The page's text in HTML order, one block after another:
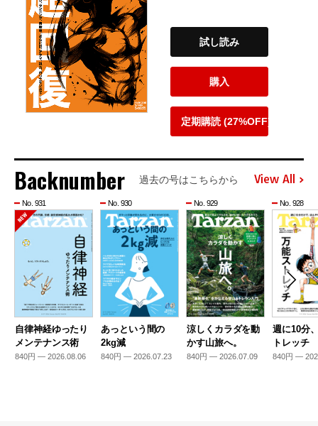
試し読み
購入
定期購読 (27%OFF)
Backnumber 過去の号はこちらから View All
No. 931
自律神経ゆったり
メンテナンス術
840円 — 2026.08.06
No. 930
あっという間の
2kg減
840円 — 2026.07.23
No. 929
涼しくカラダを動
かす山旅へ。
840円 — 2026.07.09
No. 928
週に10分
トレッチ
840円 —